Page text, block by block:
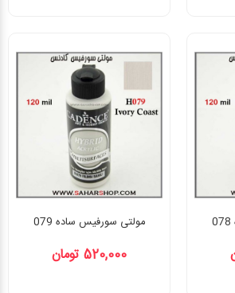
مولتی سورفیس ساده 079
520,000 تومان